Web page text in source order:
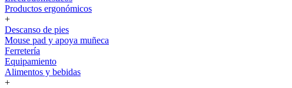
Productos ergonómicos
+
Descanso de pies
Mouse pad y apoya muñeca
Ferretería
Equipamiento
Alimentos y bebidas
+